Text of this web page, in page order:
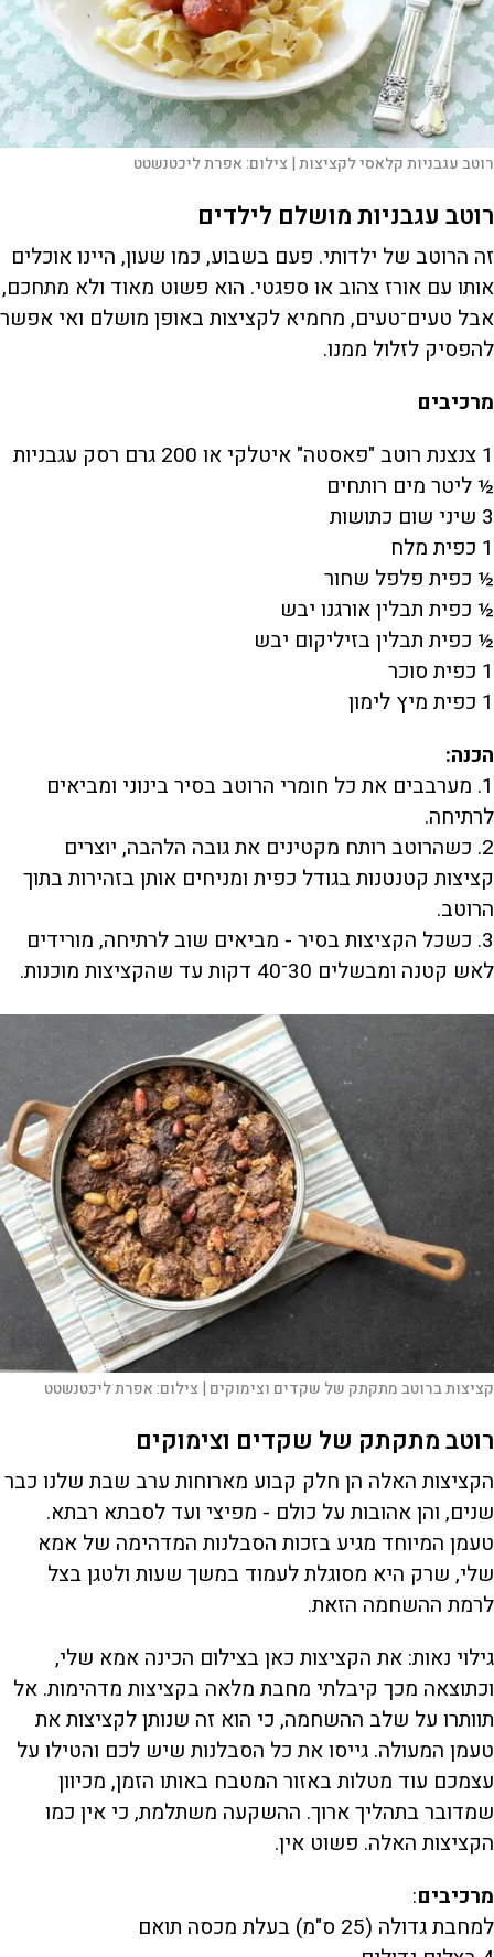
רוטב עגבניות קלאסי לקציצות | צילום:אפרת ליכטנשטט
רוטב עגבניות מושלם לילדים
זה הרוטב של ילדותי. פעם בשבוע, כמו שעון, היינו אוכלים
אותו עם אורז צהוב או ספגטי. הוא פשוט מאוד ולא מתחכם,
אבל טעים־טעים, מחמיא לקציצות באופן מושלם ואי אפשר
להפסיק לזלול ממנו.
מרכיבים
1 צנצנת רוטב "פאסטה" איטלקי או 200 גרם רסק עגבניות
½ ליטר מים רותחים
3 שיני שום כתושות
1 כפית מלח
½ כפית פלפל שחור
½ כפית תבלין אורגנו יבש
½ כפית תבלין בזיליקום יבש
1 כפית סוכר
1 כפית מיץ לימון
הכנה:
1. מערבבים את כל חומרי הרוטב בסיר בינוני ומביאים
לרתיחה.
2. כשהרוטב רותח מקטינים את גובה הלהבה, יוצרים
קציצות קטנטנות בגודל כפית ומניחים אותן בזהירות בתוך
הרוטב.
3. כשכל הקציצות בסיר - מביאים שוב לרתיחה, מורידים
לאש קטנה ומבשלים 30־40 דקות עד שהקציצות מוכנות.
קציצות ברוטב מתקתק של שקדים וצימוקים | צילום:אפרת ליכטנשטט
רוטב מתקתק של שקדים וצימוקים
הקציצות האלה הן חלק קבוע מארוחות ערב שבת שלנו כבר
שנים, והן אהובות על כולם - מפיצי ועד לסבתא רבתא.
טעמן המיוחד מגיע בזכות הסבלנות המדהימה של אמא
שלי, שרק היא מסוגלת לעמוד במשך שעות ולטגן בצל
לרמת ההשחמה הזאת.
גילוי נאות: את הקציצות כאן בצילום הכינה אמא שלי,
וכתוצאה מכך קיבלתי מחבת מלאה בקציצות מדהימות. אל
תוותרו על שלב ההשחמה, כי הוא זה שנותן לקציצות את
טעמן המעולה. גייסו את כל הסבלנות שיש לכם והטילו על
עצמכם עוד מטלות באזור המטבח באותו הזמן, מכיוון
שמדובר בתהליך ארוך. ההשקעה משתלמת, כי אין כמו
הקציצות האלה. פשוט אין.
מרכיבים:
למחבת גדולה (25 ס"מ) בעלת מכסה תואם